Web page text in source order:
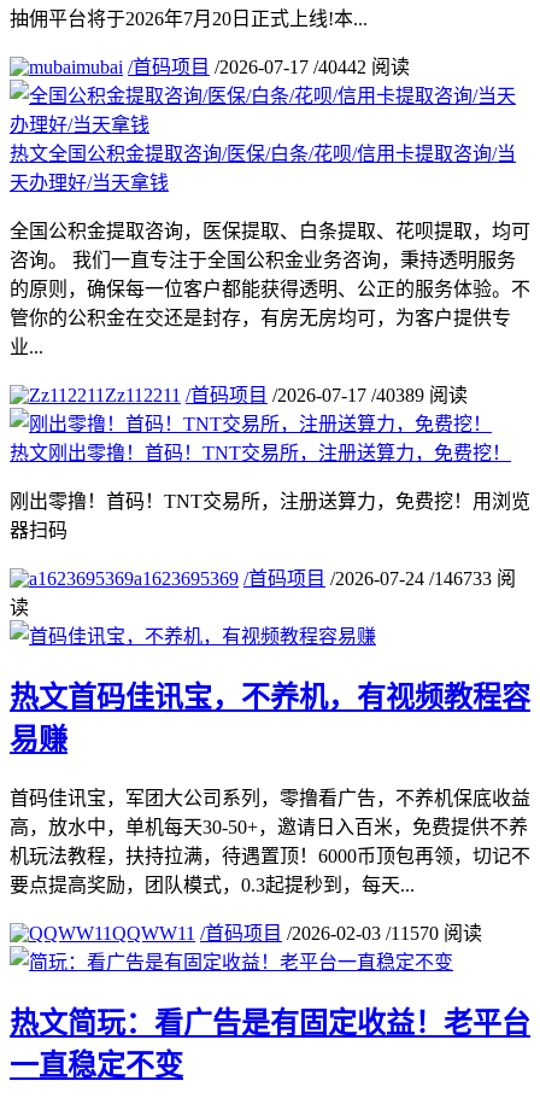
抽佣平台将于2026年7月20日正式上线!本...
mubai /首码项目 /2026-07-17 /40442 阅读
热文全国公积金提取咨询/医保/白条/花呗/信用卡提取咨询/当
天办理好/当天拿钱
全国公积金提取咨询，医保提取、白条提取、花呗提取，均可
咨询。 我们一直专注于全国公积金业务咨询，秉持透明服务
的原则，确保每一位客户都能获得透明、公正的服务体验。不
管你的公积金在交还是封存，有房无房均可，为客户提供专
业...
Zz112211 /首码项目 /2026-07-17 /40389 阅读
热文刚出零撸！首码！TNT交易所，注册送算力，免费挖！
刚出零撸！首码！TNT交易所，注册送算力，免费挖！用浏览
器扫码
a1623695369 /首码项目 /2026-07-24 /146733 阅
读
热文首码佳讯宝，不养机，有视频教程容
易赚
首码佳讯宝，军团大公司系列，零撸看广告，不养机保底收益
高，放水中，单机每天30-50+，邀请日入百米，免费提供不养
机玩法教程，扶持拉满，待遇置顶！6000币顶包再领，切记不
要点提高奖励，团队模式，0.3起提秒到，每天...
QQWW11 /首码项目 /2026-02-03 /11570 阅读
热文简玩：看广告是有固定收益！老平台
一直稳定不变